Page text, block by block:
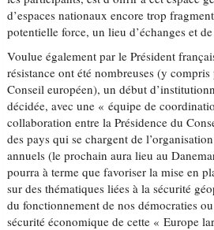
d’espaces nationaux encore trop
potentielle force, un lieu d’échanges et
Voulue également par le Président
résistance ont été nombreuses (y
Conseil européen), un début
décidée, avec une « équipe de
collaboration entre la Présidence du
des pays qui se chargent de
annuels (le prochain aura lieu au
pourra à terme que favoriser la mise en
sur des thématiques liées à la sécurité
du fonctionnement de nos démocraties
sécurité économique de cette « Europe